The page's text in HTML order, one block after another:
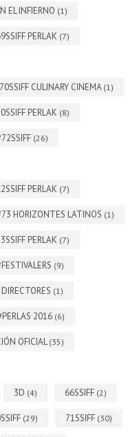
EL INFIERNO (1)
PERLAK (7)
CULINARY CINEMA(1)
PERLAK (8)
(26)
PERLAK (7)
HORIZONTES LATINOS (1)
PERLAK (7)
(9)
(1)
2016 (6)
OFICIAL(35)
3D (4) 66SSIFF (2)
(29) 71SSIFF (30)